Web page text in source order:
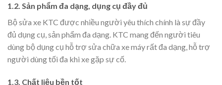
1.2. Sản phẩm đa dạng, dụng cụ đầy đủ
Bộ sửa xe KTC được nhiều người yêu thích chính là sự đầy
đủ dụng cụ, sản phẩm đa dạng. KTC mang đến người tiêu
dùng bộ dụng cụ hỗ trợ sửa chữa xe máy rất đa dạng, hỗ trợ
người dùng tối đa khi xe gặp sự cố.
1.3. Chất liệu bền tốt